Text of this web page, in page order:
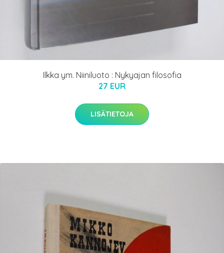
Ilkka ym. Niiniluoto : Nykyajan filosofia
27 EUR
LISÄTIETOJA